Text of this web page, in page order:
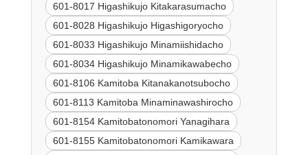
601-8017 Higashikujo Kitakarasumacho
601-8028 Higashikujo Higashigoryocho
601-8033 Higashikujo Minamiishidacho
601-8034 Higashikujo Minamikawabecho
601-8106 Kamitoba Kitanakanotsubocho
601-8113 Kamitoba Minaminawashirocho
601-8154 Kamitobatonomori Yanagihara
601-8155 Kamitobatonomori Kamikawara